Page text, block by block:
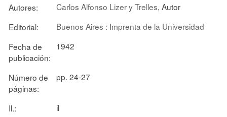
Autores: Carlos Alfonso Lizer y Trelles, Autor
Editorial:
Buenos Aires : Imprenta de la Universidad
Fecha de
publicación:
1942
Número de
páginas:
pp. 24-27
Il.:
il